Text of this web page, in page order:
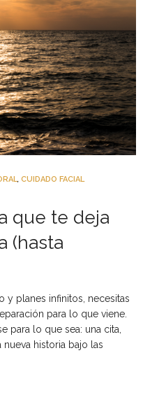
, CUIDADO FACIAL
que te deja
(hasta
y planes infinitos, necesitas
para lo que viene.
para lo que sea: una cita,
historia bajo las